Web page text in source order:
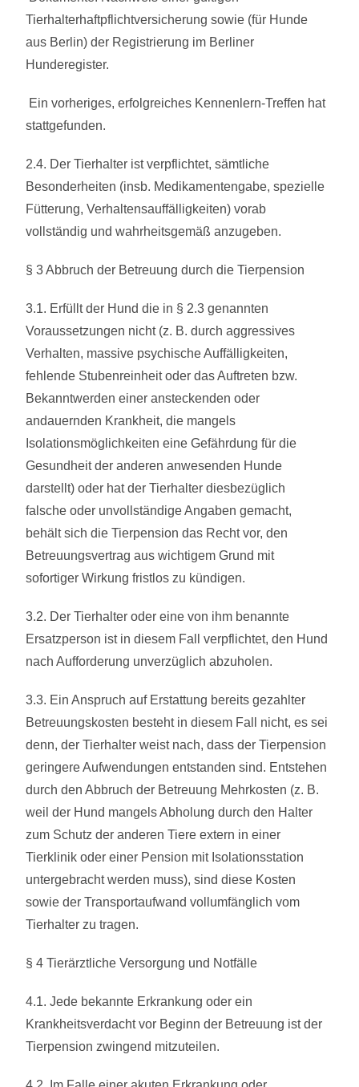
Tierhalterhaftpflichtversicherung sowie (für Hunde
aus Berlin) der Registrierung im Berliner
Hunderegister.
Ein vorheriges, erfolgreiches Kennenlern-Treffen hat
stattgefunden.
2.4. Der Tierhalter ist verpflichtet, sämtliche
Besonderheiten (insb. Medikamentengabe, spezielle
Fütterung, Verhaltensauffälligkeiten) vorab
vollständig und wahrheitsgemäß anzugeben.
§ 3 Abbruch der Betreuung durch die Tierpension
3.1. Erfüllt der Hund die in § 2.3 genannten
Voraussetzungen nicht (z. B. durch aggressives
Verhalten, massive psychische Auffälligkeiten,
fehlende Stubenreinheit oder das Auftreten bzw.
Bekanntwerden einer ansteckenden oder
andauernden Krankheit, die mangels
Isolationsmöglichkeiten eine Gefährdung für die
Gesundheit der anderen anwesenden Hunde
darstellt) oder hat der Tierhalter diesbezüglich
falsche oder unvollständige Angaben gemacht,
behält sich die Tierpension das Recht vor, den
Betreuungsvertrag aus wichtigem Grund mit
sofortiger Wirkung fristlos zu kündigen.
3.2. Der Tierhalter oder eine von ihm benannte
Ersatzperson ist in diesem Fall verpflichtet, den Hund
nach Aufforderung unverzüglich abzuholen.
3.3. Ein Anspruch auf Erstattung bereits gezahlter
Betreuungskosten besteht in diesem Fall nicht, es sei
denn, der Tierhalter weist nach, dass der Tierpension
geringere Aufwendungen entstanden sind. Entstehen
durch den Abbruch der Betreuung Mehrkosten (z. B.
weil der Hund mangels Abholung durch den Halter
zum Schutz der anderen Tiere extern in einer
Tierklinik oder einer Pension mit Isolationsstation
untergebracht werden muss), sind diese Kosten
sowie der Transportaufwand vollumfänglich vom
Tierhalter zu tragen.
§ 4 Tierärztliche Versorgung und Notfälle
4.1. Jede bekannte Erkrankung oder ein
Krankheitsverdacht vor Beginn der Betreuung ist der
Tierpension zwingend mitzuteilen.